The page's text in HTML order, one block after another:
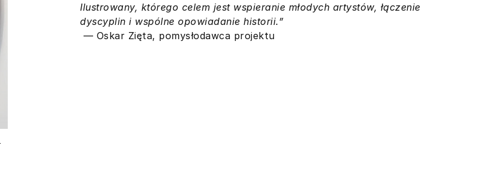
Ilustrowany, którego celem jest wspieranie młodych artystów, łączenie
dyscyplin i wspólne opowiadanie historii.”
— Oskar Zięta, pomysłodawca projektu